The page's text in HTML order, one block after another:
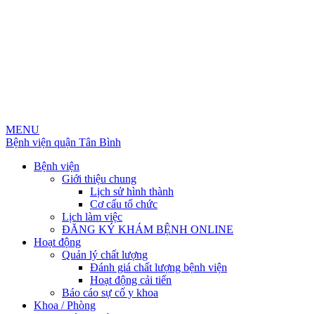
MENU
Bệnh viện quận Tân Bình
Bệnh viện
Giới thiệu chung
Lịch sử hình thành
Cơ cấu tổ chức
Lịch làm việc
ĐĂNG KÝ KHÁM BỆNH ONLINE
Hoạt động
Quản lý chất lượng
Đánh giá chất lượng bệnh viện
Hoạt động cải tiến
Báo cáo sự cố y khoa
Khoa / Phòng